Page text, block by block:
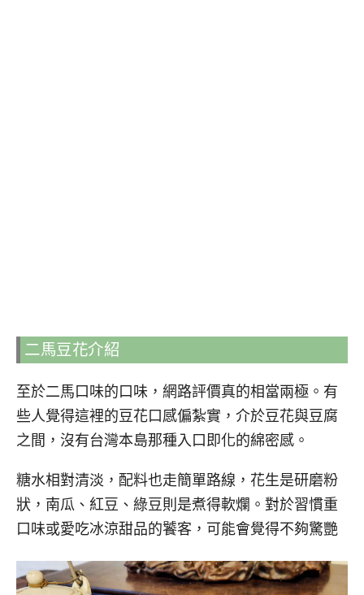
二馬豆花介紹
至於二馬口味的口味，網路評價真的相當兩極。有
些人覺得這裡的豆花口感偏紮實，介於豆花與豆腐
之間，沒有台灣本島那種入口即化的綿密感。
糖水相對清淡，配料也走簡單路線，花生是研磨粉
狀，南瓜、紅豆、綠豆則是煮得軟爛。對於習慣重
口味或愛吃冰涼甜品的饕客，可能會覺得不夠驚艷